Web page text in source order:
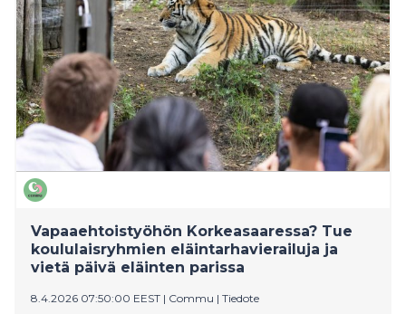
Vapaaehtoistyöhön Korkeasaaressa? Tue
koululaisryhmien eläintarhavierailuja ja
vietä päivä eläinten parissa
8.4.2026 07:50:00 EEST | Commu | Tiedote